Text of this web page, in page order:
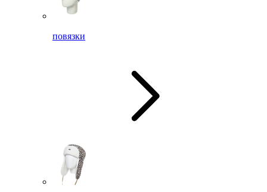
повязки